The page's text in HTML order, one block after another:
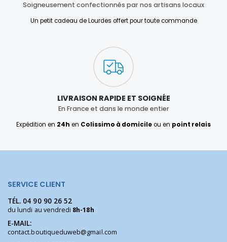
Soigneusement confectionnés par nos artisans locaux
Un petit cadeau de Lourdes offert pour toute commande
LIVRAISON RAPIDE ET SOIGNÉE
En France et dans le monde entier
Expédition en 24h en Colissimo à domicileou en point relais
SERVICE CLIENT
TÉL. 04 90 90 26 52
du lundi au vendredi 8h-18h
E-MAIL:
contact.boutiqueduweb@gmail.com